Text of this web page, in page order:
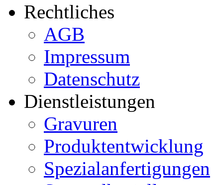
Rechtliches
AGB
Impressum
Datenschutz
Dienstleistungen
Gravuren
Produktentwicklung
Spezialanfertigungen